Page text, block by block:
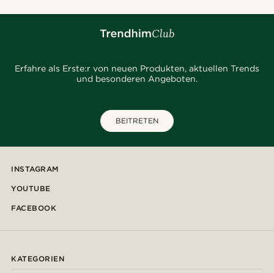
Erfahre als Erste:r von neuen Produkten, aktuellen Trends
und besonderen Angeboten.
BEITRETEN
INSTAGRAM
YOUTUBE
FACEBOOK
KATEGORIEN